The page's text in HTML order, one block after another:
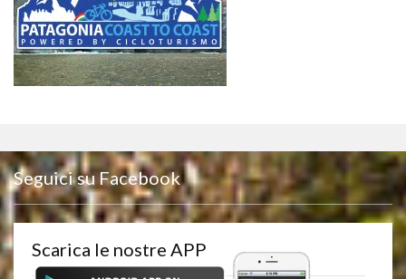
Seguici su Facebook
Scarica le nostre APP